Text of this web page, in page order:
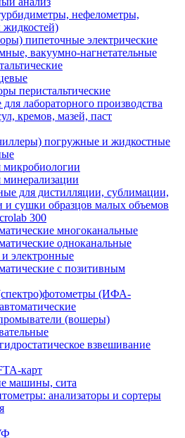
нефелометры,
жидкостей)
пипеточные электрические
вакуумно-нагнетательные
перистальтические
лабораторного производства
кремов, мазей, паст
погружные и жидкостные
для дистилляции, сублимации,
и сушки образцов малых объемов
300
многоканальные
одноканальные
электронные
с позитивным
(ИФА-
(вошеры)
взвешивание
карт
машины, сита
анализаторы и сортеры